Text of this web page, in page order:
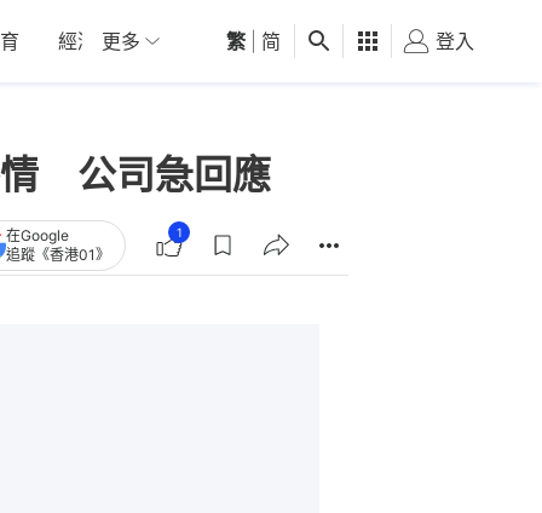
經濟 01深圳 觀點 健康 好食玩飛
更多 繁 简 登入
情 公司急回應
在Google
追蹤《香港01》
1